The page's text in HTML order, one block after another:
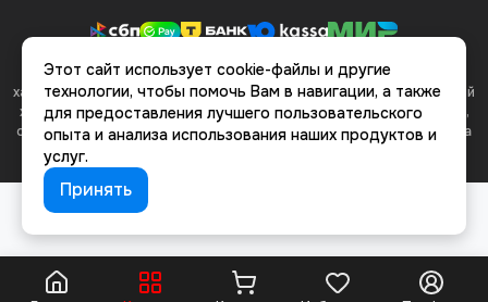
Вся представленная на сайте информация, касающаяся
характеристик, стоимости товаров и услуг, носит информационный
характер и ни при каких условиях не является публичной офертой,
определяемой положениями Статьи 437(2) Гражданского кодекса
Этот сайт использует cookie-файлы и другие
технологии, чтобы помочь Вам в навигации, а также
для предоставления лучшего пользовательского
опыта и анализа использования наших продуктов и
услуг.
Принять